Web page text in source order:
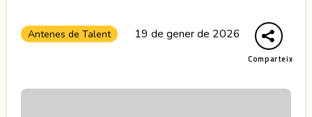
Comparteix
Antenes de Talent 19 de gener de 2026